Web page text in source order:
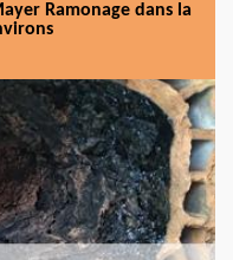
Ramonage dans la